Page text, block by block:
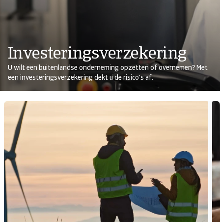
Investeringsverzekering
U wilt een buitenlandse onderneming opzetten of overnemen? Met
een investeringsverzekering dekt u de risico's af.